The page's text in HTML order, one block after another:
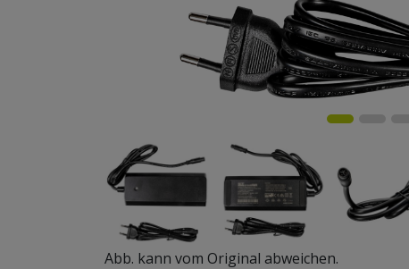
Abb. kann vom Original abweichen.